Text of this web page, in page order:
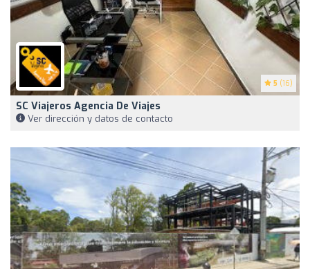
5 (16)
SC Viajeros Agencia De Viajes
Ver dirección y datos de contacto